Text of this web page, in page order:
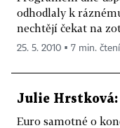
odhodlaly k
nechtějí čekat na
25. 5. 2010 ▪ 7 min. čtení
Julie Hrstková:
Euro samotné o